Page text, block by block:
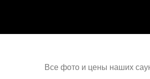
Все фото и цены наших